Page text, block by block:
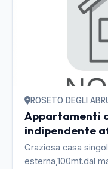
ROSETO DEGLI
Appartamenti
indipendente
Graziosa casa
esterna,100mt.dal